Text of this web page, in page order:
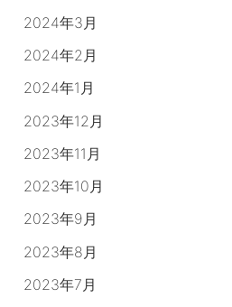
2024年3月
2024年2月
2024年1月
2023年12月
2023年11月
2023年10月
2023年9月
2023年8月
2023年7月